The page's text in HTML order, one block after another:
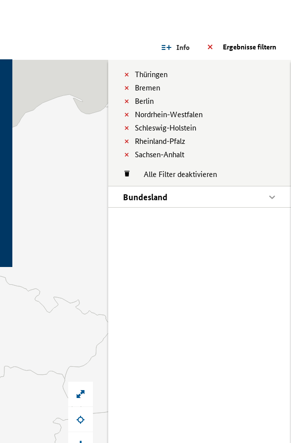
Ergebnisse filtern
Info
Thüringen
Bremen
Berlin
Nordrhein-Westfalen
Schleswig-Holstein
Rheinland-Pfalz
Sachsen-Anhalt
Alle Filter deaktivieren
Bundesland